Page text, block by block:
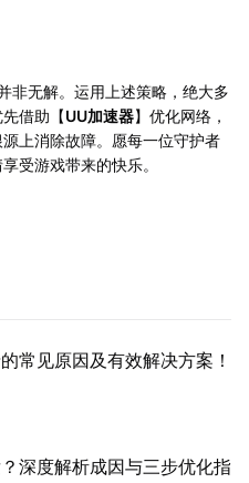
非无解。运用上述策略，绝大多
借助【UU加速器】优化网络，
上消除故障。愿每一位守护者
受游戏带来的快乐。
常见原因及有效解决方案！
深度解析成因与三步优化指